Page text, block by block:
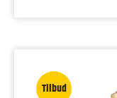
Tilbud